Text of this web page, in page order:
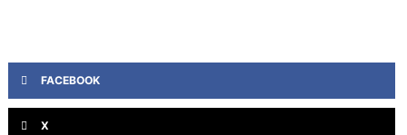
FACEBOOK
X